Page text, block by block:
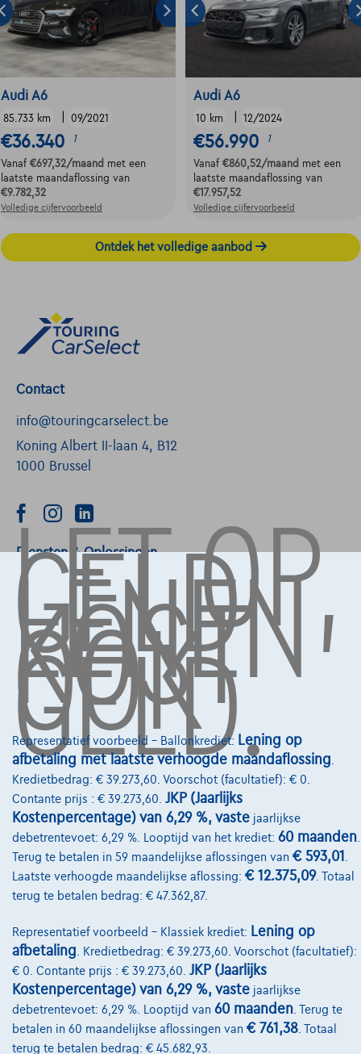
Audi A6
85.733 km 09/2021
€36.340 1
Vanaf €697,32/maand met een
laatste maandaflossing van
€9.782,32
Volledige cijfervoorbeeld
Audi A6
10 km 12/2024
€56.990 1
Vanaf €860,52/maand met een
laatste maandaflossing van
€17.957,52
Volledige cijfervoorbeeld
Ontdek het volledige aanbod
LET OP,
GELD
LENEN
KOST
OOK
GELD.
Representatief voorbeeld – Ballonkrediet: Lening op
afbetaling met laatste verhoogde maandaflossing
Kredietbedrag: € 39.273,60. Voorschot (facultatief): € 0.
Contante prijs : € 39.273,60. JKP (Jaarlijks
Kostenpercentage) van 6,29 %, vaste jaarlijkse
debetrentevoet: 6,29 %. Looptijd van het krediet: 60 maanden
Terug te betalen in 59 maandelijkse aflossingen van € 593,01
Laatste verhoogde maandelijkse aflossing: € 12.375,09. Totaal
terug te betalen bedrag: € 47.362,87.
Representatief voorbeeld – Klassiek krediet: Lening op
afbetaling . Kredietbedrag: € 39.273,60. Voorschot (facultatief):
€ 0. Contante prijs : € 39.273,60. JKP (Jaarlijks
Kostenpercentage) van 6,29 %, vaste jaarlijkse
debetrentevoet: 6,29 %. Looptijd van 60 maanden . Terug te
betalen in 60 maandelijkse aflossingen van € 761,38 . Totaal
terug te betalen bedrag: € 45.682,93.
Contact
info@touringcarselect.be
Koning Albert II-laan 4, B12
1000 Brussel
Diensten & Oplossingen
Pechverhelping verzekering
Financiering
Autoverzekering
Lease en persoonlijke lease
Over Ons
Word klant
Wie zijn we
Kwaliteitscharter
Onze dealers
Onze partners
Contact
@2024 TCS Mobility SA/NV Copyright